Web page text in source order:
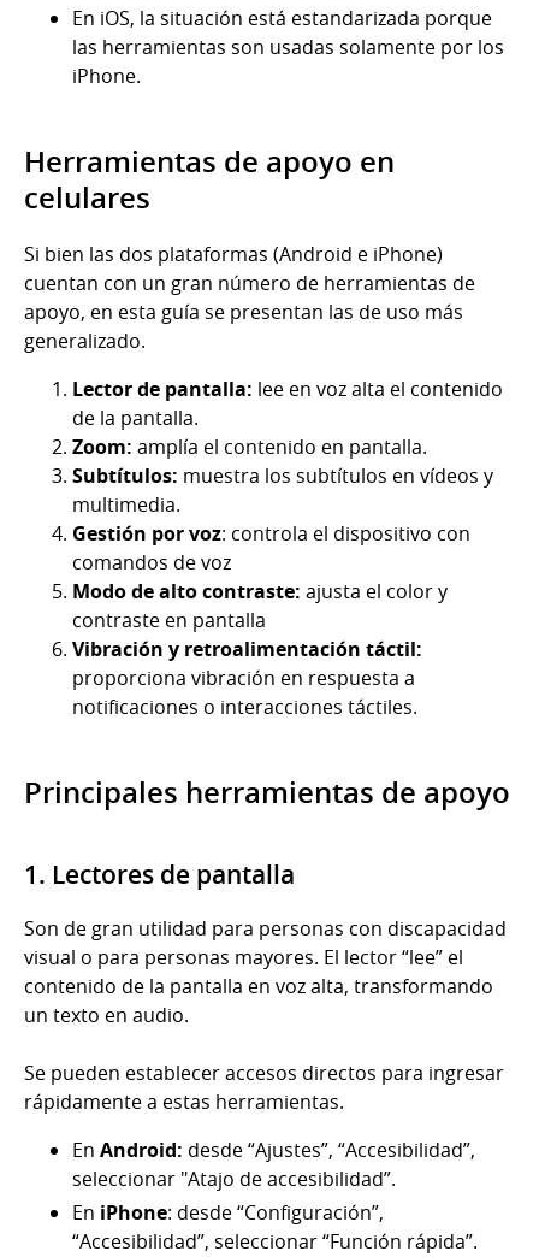
En iOS, la situación está estandarizada porque
las herramientas son usadas solamente por los
iPhone.
Herramientas de apoyo en
celulares
Si bien las dos plataformas (Android e iPhone)
cuentan con un gran número de herramientas de
apoyo, en esta guía se presentan las de uso más
generalizado.
Lector de pantalla: lee en voz alta el contenido
de la pantalla.
Zoom: amplía el contenido en pantalla.
Subtítulos: muestra los subtítulos en vídeos y
multimedia.
Gestión por voz: controla el dispositivo con
comandos de voz
Modo de alto contraste: ajusta el color y
contraste en pantalla
Vibración y retroalimentación táctil:
proporciona vibración en respuesta a
notificaciones o interacciones táctiles.
Principales herramientas de apoyo
1. Lectores de pantalla
Son de gran utilidad para personas con discapacidad
visual o para personas mayores. El lector “lee” el
contenido de la pantalla en voz alta, transformando
un texto en audio.
Se pueden establecer accesos directos para ingresar
rápidamente a estas herramientas.
En Android: desde “Ajustes”, “Accesibilidad”,
seleccionar "Atajo de accesibilidad”.
En iPhone: desde “Configuración”,
“Accesibilidad”, seleccionar “Función rápida”.